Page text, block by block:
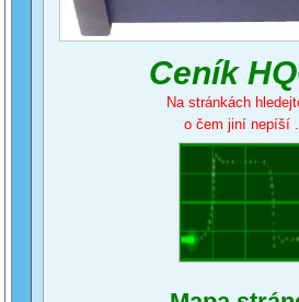
Ceník
Na stránkách
o čem jiní nepíší